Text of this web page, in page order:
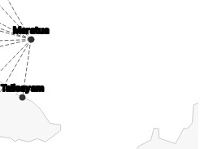
Maratua
Maratua
Talisayam
Talisayam